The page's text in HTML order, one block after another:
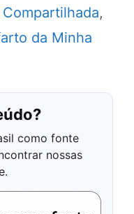
Compartilhada,
da Minha
como fonte
nossas